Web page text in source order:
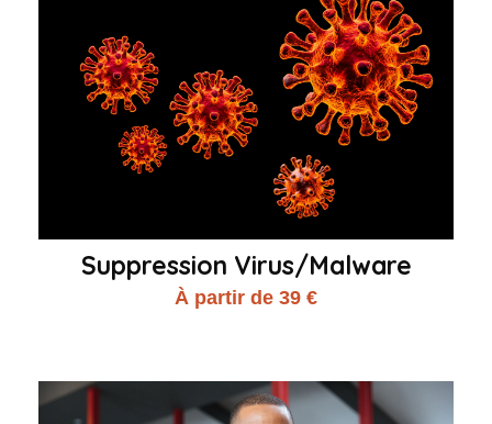
Suppression Virus/Malware
À partir de 39 €